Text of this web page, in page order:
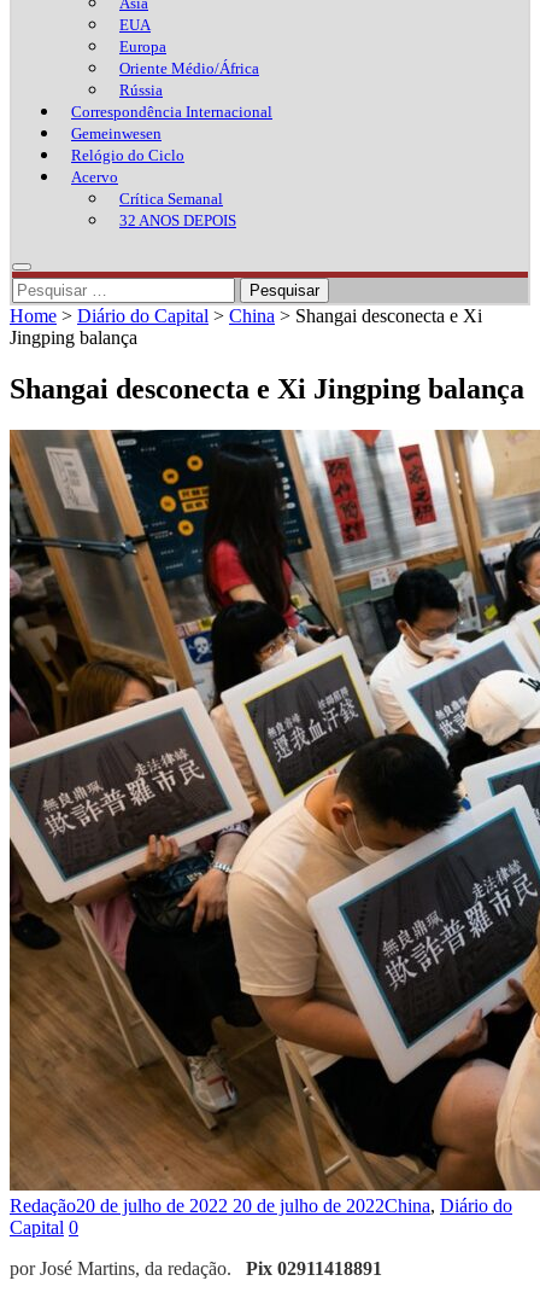
EUA
Europa
Oriente Médio/África
Rússia
Correspondência Internacional
Gemeinwesen
Relógio do Ciclo
Acervo
Crítica Semanal
32 ANOS DEPOIS
Pesquisar
por:
Home > Diário do Capital > China > Shangai desconecta e Xi
Jingping balança
Shangai desconecta e Xi Jingping balança
Redação20 de julho de 2022 20 de julho de 2022China, Diário do
Capital 0
por José Martins, da redação. Pix 02911418891